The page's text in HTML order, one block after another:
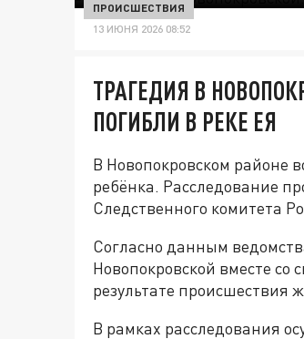
ПРОИСШЕСТВИЯ
13 ИЮНЯ 2026 08:52
ТРАГЕДИЯ В
ПОГИБЛИ В РЕКЕ ЕЯ
В Новопокровском районе
ребёнка. Расследование
Следственного комитета
Согласно данным
Новопокровской вместе со
результате происшествия
В рамках расследования